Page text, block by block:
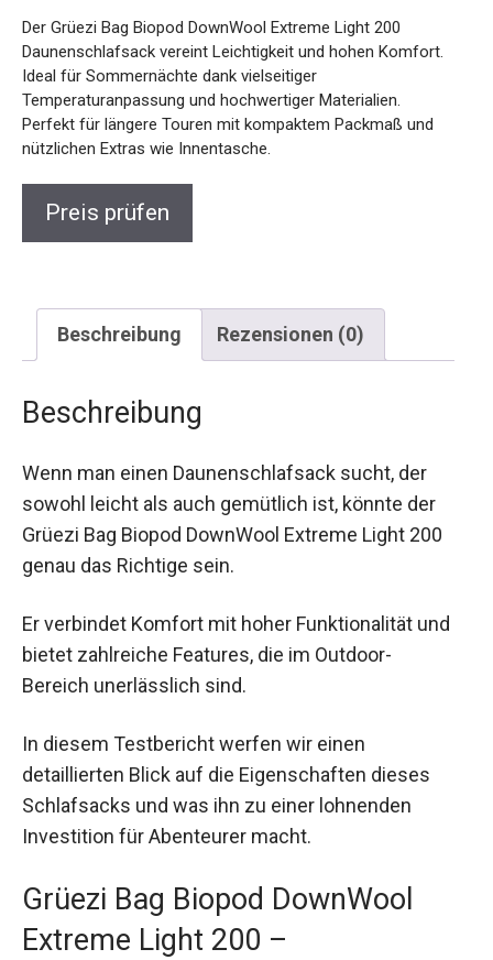
Der Grüezi Bag Biopod DownWool Extreme Light 200
Daunenschlafsack vereint Leichtigkeit und hohen Komfort.
Ideal für Sommernächte dank vielseitiger
Temperaturanpassung und hochwertiger Materialien.
Perfekt für längere Touren mit kompaktem Packmaß und
nützlichen Extras wie Innentasche.
Preis prüfen
Beschreibung Rezensionen (0)
Beschreibung
Wenn man einen Daunenschlafsack sucht, der
sowohl leicht als auch gemütlich ist, könnte der
Grüezi Bag Biopod DownWool Extreme Light 200
genau das Richtige sein.
Er verbindet Komfort mit hoher Funktionalität und
bietet zahlreiche Features, die im Outdoor-
Bereich unerlässlich sind.
In diesem Testbericht werfen wir einen
detaillierten Blick auf die Eigenschaften dieses
Schlafsacks und was ihn zu einer lohnenden
Investition für Abenteurer macht.
Grüezi Bag Biopod DownWool
Extreme Light 200 –